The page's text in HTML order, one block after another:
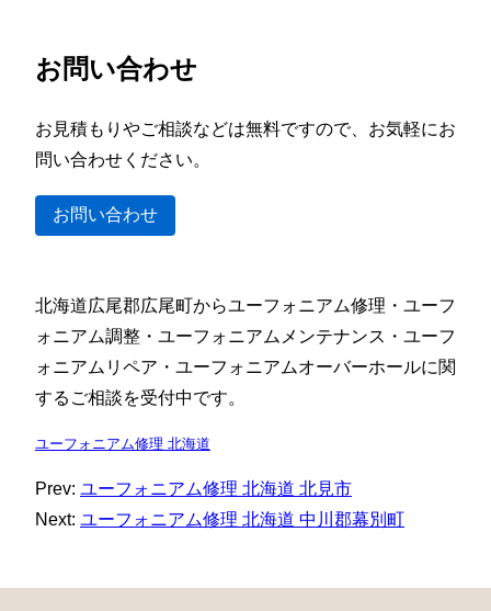
お問い合わせ
お見積もりやご相談などは無料ですので、お気軽にお
問い合わせください。
お問い合わせ
北海道広尾郡広尾町からユーフォニアム修理・ユーフ
ォニアム調整・ユーフォニアムメンテナンス・ユーフ
ォニアムリペア・ユーフォニアムオーバーホールに関
するご相談を受付中です。
ユーフォニアム修理 北海道
Prev: ユーフォニアム修理 北海道 北見市
Next: ユーフォニアム修理 北海道 中川郡幕別町